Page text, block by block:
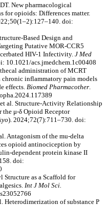
New pharmacological
for opioids: Differences matter.
doi:
Based Design and
Putative MOR-CCR5
HIV-1 Infectivity. J Med
10.1021/acs.jmedchem.1c00408
administration of MCRT
inflammatory pain models
effects. Biomed Pharmacother.
et al. Structure-Activity Relationship
μ-δ Opioid Receptor
). 2024;72(7):711–730. doi:
Antagonism of the mu-delta
opioid antinociception by
dependent protein kinase II
doi:
Structure as a Scaffold for
Int J Mol Sci.
Heterodimerization of substance P